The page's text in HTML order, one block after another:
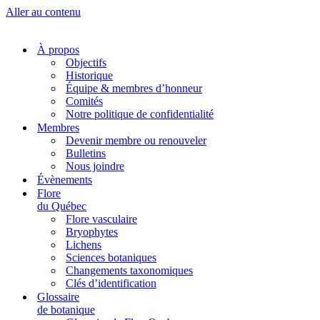
Aller au contenu
À propos
Objectifs
Historique
Équipe & membres d’honneur
Comités
Notre politique de confidentialité
Membres
Devenir membre ou renouveler
Bulletins
Nous joindre
Évènements
Flore
du Québec
Flore vasculaire
Bryophytes
Lichens
Sciences botaniques
Changements taxonomiques
Clés d’identification
Glossaire
de botanique